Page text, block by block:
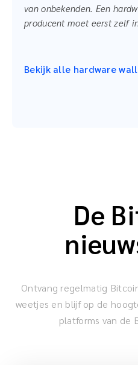
van onbekenden. Een
producent moet eerst zelf
Bekijk alle hardware
De
Ontvang regelmatig
weetjes en blijf op de
platforms van de